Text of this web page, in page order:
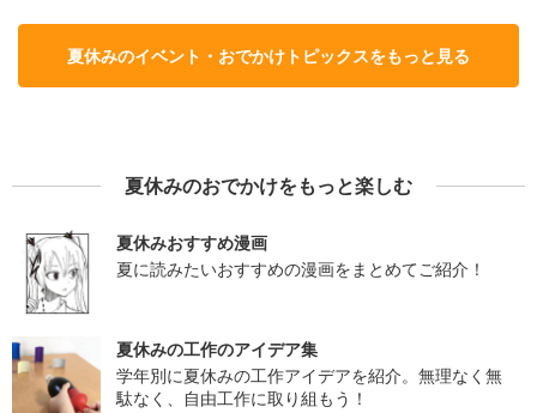
夏休みのイベント・おでかけトピックスをもっと見る
夏休みのおでかけをもっと楽しむ
夏休みおすすめ漫画
夏に読みたいおすすめの漫画をまとめてご紹介！
夏休みの工作のアイデア集
学年別に夏休みの工作アイデアを紹介。無理なく無
駄なく、自由工作に取り組もう！